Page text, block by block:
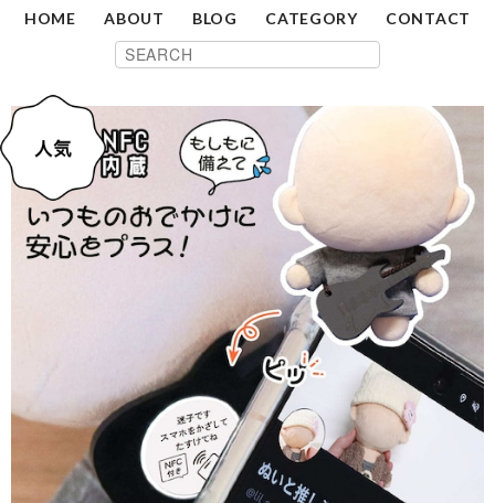
HOME ABOUT BLOG CATEGORY CONTACT